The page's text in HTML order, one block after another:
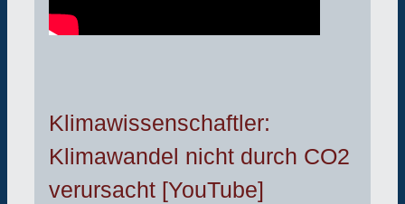
Klimawissenschaftler:
Klimawandel nicht durch CO2
verursacht [YouTube]